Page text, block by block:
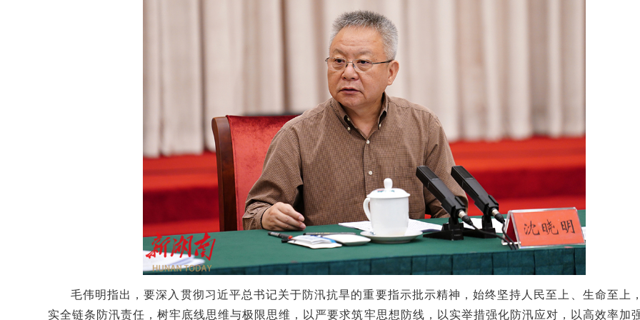
毛伟明指出，要深入贯彻习近平总书记关于防汛抗旱的重要指示批示精神，始终坚持人民至上、生命至上
实全链条防汛责任，树牢底线思维与极限思维，以严要求筑牢思想防线，以实举措强化防汛应对，以高效率加